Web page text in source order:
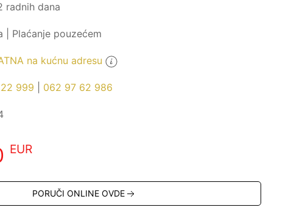
radnih dana
| Plaćanje pouzećem
na kućnu adresu
999 062 97 62 986
EUR
PORUČI ONLINE OVDE